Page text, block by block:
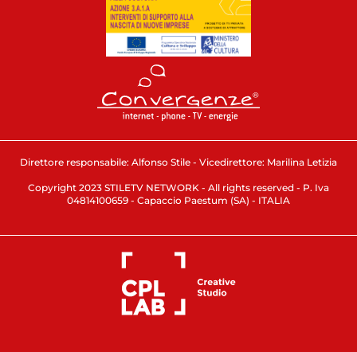
Direttore responsabile: Alfonso Stile - Vicedirettore: Marilina Letizia
Copyright 2023 STILETV NETWORK - All rights reserved - P. Iva
04814100659 - Capaccio Paestum (SA) - ITALIA